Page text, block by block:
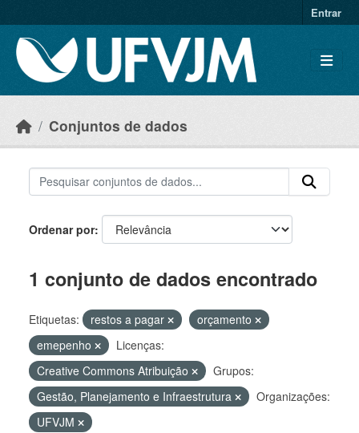
Entrar
Conjuntos de dados
Ordenar por
1 conjunto de dados encontrado
Etiquetas: restos a pagar
orçamento
emepenho
Licenças:
Creative Commons Atribuição
Grupos:
Gestão, Planejamento e Infraestrutura
Organizações:
UFVJM